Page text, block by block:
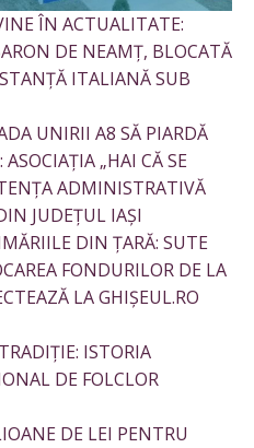
ÎN ACTUALITATE:
DE NEAMȚ, BLOCATĂ
ITALIANĂ SUB
UNIRII A8 SĂ PIARDĂ
„HAI CĂ SE
ADMINISTRATIVĂ
JUDEȚUL IAȘI
DIN ȚARĂ: SUTE
FONDURILOR DE LA
LA GHIȘEUL.RO
ISTORIA
DE FOLCLOR
DE LEI PENTRU